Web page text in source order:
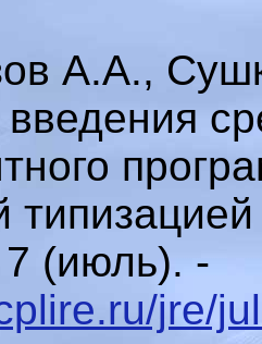
А.А.,
(июль). -
jre/